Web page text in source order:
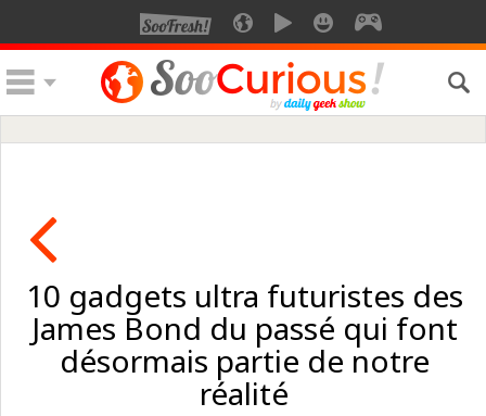
10 gadgets ultra futuristes des
James Bond du passé qui font
désormais partie de notre
réalité